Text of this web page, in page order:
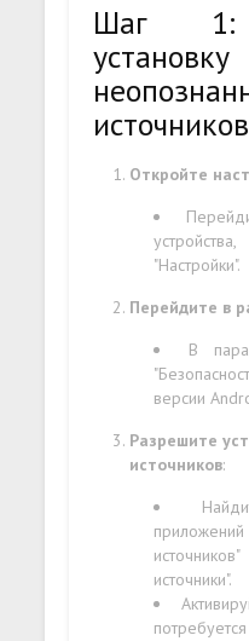
Шаг 1:
источников
Откройте
"Настройки".
Перейдите в
В
версии
Разрешите
источников:
источники".